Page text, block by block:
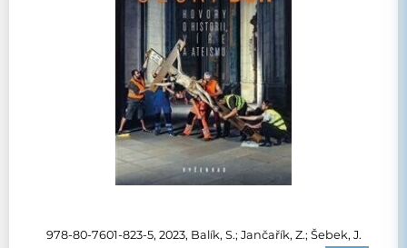
978-80-7601-823-5, 2023, Balík, S.; Jančařík, Z.; Šebek, J.